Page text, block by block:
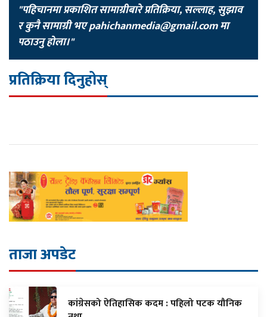
"पहिचानमा प्रकाशित सामाग्रीबारे प्रतिक्रिया, सल्लाह, सुझाव
र कुनै सामाग्री भएpahichanmedia@gmail.comमा
पठाउनु होला।"
प्रतिक्रिया दिनुहोस्
ताजा अपडेट
कांग्रेसको ऐतिहासिक कदम : पहिलो पटक यौनिक